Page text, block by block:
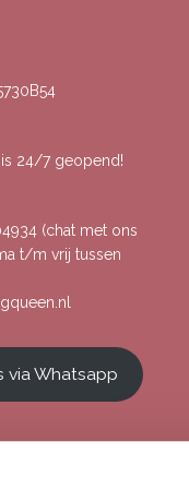
24/7 geopend!
(chat met ons
t/m vrij tussen
via Whatsapp